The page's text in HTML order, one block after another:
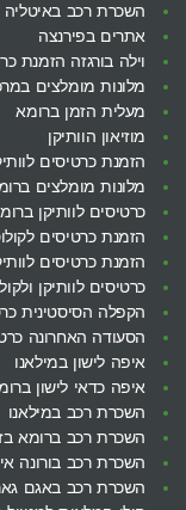
השכרת רכב באיטליה
אתרים בפירנצה
וילה בורגזה הזמנת
מלונות מומלצים
מעלית הזמן ברומא
מוזיאון הוותיקן
הזמנת כרטיסים
מלונות מומלצים
כרטיסים לוותיקן
הזמנת כרטיסים
הזמנת כרטיסים
כרטיסים לוותיקן
הקפלה הסיסטינית
הסעודה האחרונה
איפה לישון במילאנו
איפה כדאי לישון
השכרת רכב במילאנו
השכרת רכב ברומא
השכרת רכב בורונה
השכרת רכב באגם